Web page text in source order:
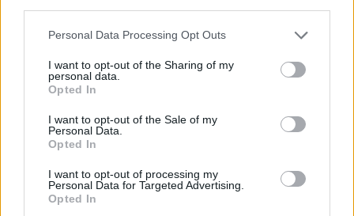
Please note that this website/app uses one or more Google
not limited to your visit or usage behaviour. You may click to
grant or deny consent to Google and its third-party tags to
use your data for below specified purposes in below Google
consent section.
Personal Data Processing Opt Outs
I want to opt-out of the Sharing of my
personal data.
Opted In
I want to opt-out of the Sale of my
Personal Data.
Opted In
I want to opt-out of processing my
Personal Data for Targeted Advertising.
Opted In
La International Drivers Association te ofrece la posibilidad…
AUTOMOVIL